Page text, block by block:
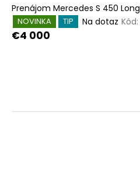
Prenájom Mercedes S 450 Long
NOVINKA TIP Na dotaz Kód:
€4 000